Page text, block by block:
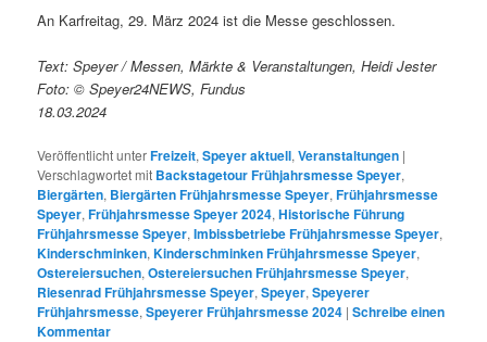
An Karfreitag, 29. März 2024 ist die Messe geschlossen.
Text: Speyer / Messen, Märkte & Veranstaltungen, Heidi Jester
Foto: © Speyer24NEWS, Fundus
18.03.2024
Veröffentlicht unterFreizeit,Speyer aktuell,Veranstaltungen |
Verschlagwortet mit Backstagetour Frühjahrsmesse Speyer,
Biergärten, Biergärten Frühjahrsmesse Speyer,Frühjahrsmesse
Speyer,Frühjahrsmesse Speyer 2024,Historische Führung
Frühjahrsmesse Speyer,Imbissbetriebe Frühjahrsmesse Speyer,
Kinderschminken,Kinderschminken Frühjahrsmesse Speyer,
Ostereiersuchen,Ostereiersuchen Frühjahrsmesse Speyer,
Riesenrad Frühjahrsmesse Speyer,Speyer,Speyerer
Frühjahrsmesse,Speyerer Frühjahrsmesse 2024 |Schreibe einen
Kommentar